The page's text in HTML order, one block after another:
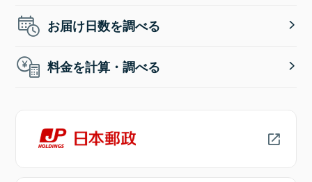
お届け日数を調べる
料金を計算・調べる